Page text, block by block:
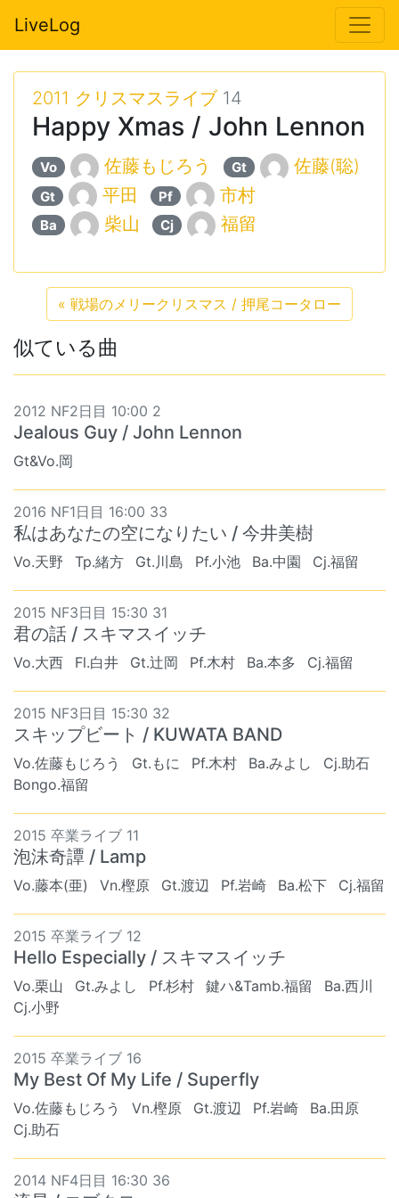
LiveLog
2011 クリスマスライブ14
Happy Xmas / John Lennon
Vo 佐藤もじろう Gt 佐藤(聡)
Gt 平田 Pf 市村
Ba 柴山 Cj 福留
« 戦場のメリークリスマス / 押尾コータロー
似ている曲
2012 NF2日目 10:00 2
Jealous Guy / John Lennon
Gt&Vo.岡
2016 NF1日目 16:00 33
私はあなたの空になりたい / 今井美樹
Vo.天野 Tp.緒方 Gt.川島 Pf.小池 Ba.中園 Cj.福留
2015 NF3日目 15:30 31
君の話 / スキマスイッチ
Vo.大西 Fl.白井 Gt.辻岡 Pf.木村 Ba.本多 Cj.福留
2015 NF3日目 15:30 32
スキップビート / KUWATA BAND
Vo.佐藤もじろう Gt.もに Pf.木村 Ba.みよし
Cj.助石
Bongo.福留
2015 卒業ライブ 11
泡沫奇譚 / Lamp
Vo.藤本(亜) Vn.樫原 Gt.渡辺 Pf.岩崎 Ba.松下 Cj.福留
2015 卒業ライブ 12
Hello Especially / スキマスイッチ
Vo.栗山 Gt.みよし Pf.杉村 鍵ハ&Tamb.福留
Ba.西川
Cj.小野
2015 卒業ライブ 16
My Best Of My Life / Superfly
Vo.佐藤もじろう Vn.樫原 Gt.渡辺 Pf.岩崎
Ba.田原
Cj.助石
2014 NF4日目 16:30 36